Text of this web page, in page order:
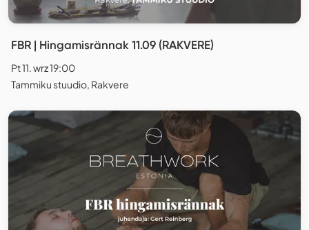
FBR | Hingamisrännak 11.09 (RAKVERE)
Pt 11. wrz 19:00
Tammiku stuudio, Rakvere